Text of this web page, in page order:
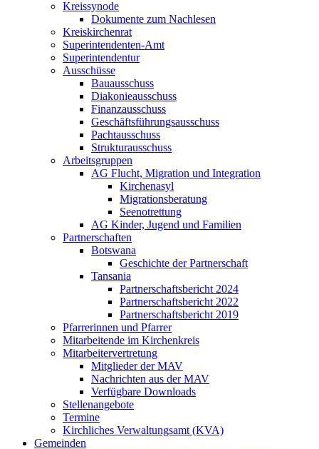
Kreissynode
Dokumente zum Nachlesen
Kreiskirchenrat
Superintendenten-Amt
Superintendentur
Ausschüsse
Bauausschuss
Diakonieausschuss
Finanzausschuss
Geschäftsführungsausschuss
Pachtausschuss
Strukturausschuss
Arbeitsgruppen
AG Flucht, Migration und Integration
Kirchenasyl
Migrationsberatung
Seenotrettung
AG Kinder, Jugend und Familien
Partnerschaften
Botswana
Geschichte der Partnerschaft
Tansania
Partnerschaftsbericht 2024
Partnerschaftsbericht 2022
Partnerschaftsbericht 2019
Pfarrerinnen und Pfarrer
Mitarbeitende im Kirchenkreis
Mitarbeitervertretung
Mitglieder der MAV
Nachrichten aus der MAV
Verfügbare Downloads
Stellenangebote
Termine
Kirchliches Verwaltungsamt (KVA)
Gemeinden